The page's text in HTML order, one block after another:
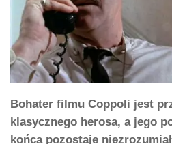
Bohater filmu Coppoli jest
klasycznego herosa, a jego
końca pozostaje